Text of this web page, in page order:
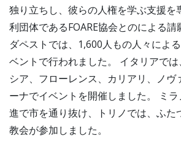
独り立ちし、彼らの人権を学ぶ支援を
利団体であるFOARE協会とのによる
ダペストでは、1,600人もの人々によ
ベントで行われました。 イタリアで
シア、フローレンス、カリアリ、ノヴ
ーナでイベントを開催しました。 ミ
進で市を通り抜け、トリノでは、ふた
教会が参加しました。